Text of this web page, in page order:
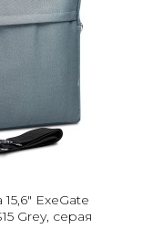
ExeGate
Grey, серая